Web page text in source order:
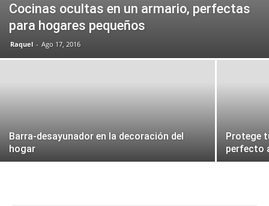
Cocinas ocultas en un armario, perfectas
para hogares pequeños
Raquel - Ago 17, 2016
Barra-desayunador en la decoración del
hogar
Protege
perfecto